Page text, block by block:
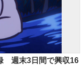
週末3日間で興収16